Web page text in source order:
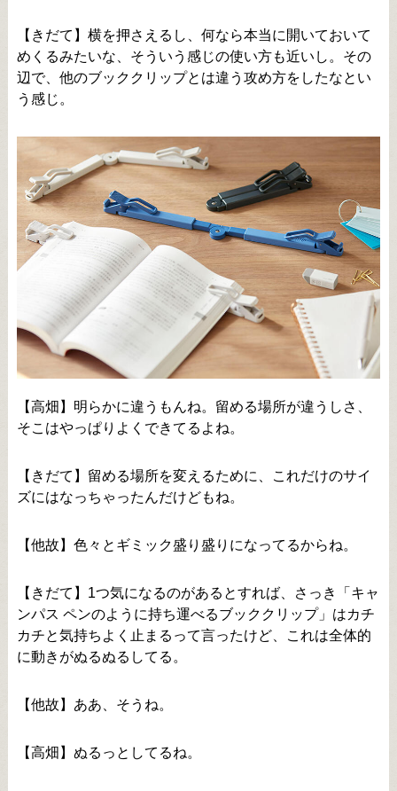
【きだて】横を押さえるし、何なら本当に開いておいて
めくるみたいな、そういう感じの使い方も近いし。その
辺で、他のブッククリップとは違う攻め方をしたなとい
う感じ。
【高畑】明らかに違うもんね。留める場所が違うしさ、
そこはやっぱりよくできてるよね。
【きだて】留める場所を変えるために、これだけのサイ
ズにはなっちゃったんだけどもね。
【他故】色々とギミック盛り盛りになってるからね。
【きだて】1つ気になるのがあるとすれば、さっき「キャ
ンパス ペンのように持ち運べるブッククリップ」はカチ
カチと気持ちよく止まるって言ったけど、これは全体的
に動きがぬるぬるしてる。
【他故】ああ、そうね。
【高畑】ぬるっとしてるね。